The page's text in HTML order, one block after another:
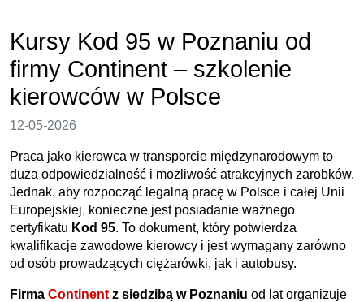
Kursy Kod 95 w Poznaniu od
firmy Continent – szkolenie
kierowców w Polsce
12-05-2026
Praca jako kierowca w transporcie międzynarodowym to
duża odpowiedzialność i możliwość atrakcyjnych zarobków.
Jednak, aby rozpocząć legalną pracę w Polsce i całej Unii
Europejskiej, konieczne jest posiadanie ważnego
certyfikatu Kod 95. To dokument, który potwierdza
kwalifikacje zawodowe kierowcy i jest wymagany zarówno
od osób prowadzących ciężarówki, jak i autobusy.
Firma Continent z siedzibą w Poznaniu od lat organizuje